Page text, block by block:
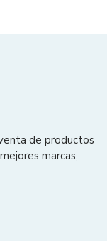
de productos
marcas,